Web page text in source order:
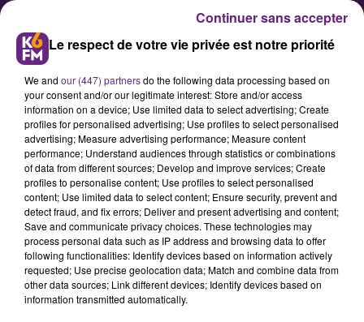
La Ville de Chevigny-Saint-
Sauveur valorise le réemploi
dans le sport
Une démarche intégrale de
valorisation d’anciennes coupes a
été initié par la Ville de Chevigny-
Le respect de votre vie privée est notre priorité
We and our (447) partnersdo the following data processing based on
your consent and/or our legitimate interest: Store and/or access
information on a device; Use limited data to select advertising; Create
profiles for personalised advertising; Use profiles to select personalised
advertising; Measure advertising performance; Measure content
performance; Understand audiences through statistics or combinations
of data from different sources; Develop and improve services; Create
profiles to personalise content; Use profiles to select personalised
content; Use limited data to select content; Ensure security, prevent and
detect fraud, and fix errors; Deliver and present advertising and content;
Save and communicate privacy choices. These technologies may
process personal data such as IP address and browsing data to offer
following functionalities: Identify devices based on information actively
requested; Use precise geolocation data; Match and combine data from
other data sources; Link different devices; Identify devices based on
information transmitted automatically.
Continuer sans accepter